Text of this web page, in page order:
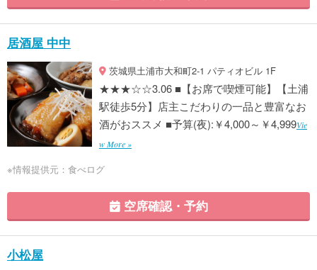
居酒屋 中中
茨城県土浦市大和町2-1 パティオビル 1F
★★★☆☆3.06 ■【お席で喫煙可能】【土浦
駅徒歩5分】店主こだわりの一品と豊富なお
酒がおススメ ■予算(夜):￥4,000～￥4,999Vie
w More »
※情報提供元：食べログ
空席確認・予約
小松屋